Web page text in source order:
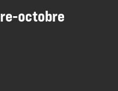
octobre